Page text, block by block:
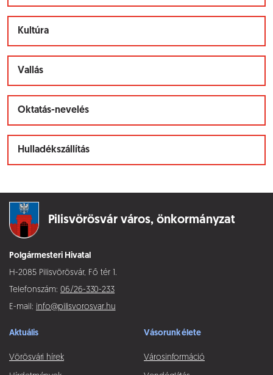
Kultúra
Vallás
Oktatás-nevelés
Hulladékszállítás
Pilisvörösvár város, önkormányzat
Polgármesteri Hivatal
H-2085 Pilisvörösvár, Fő tér 1.
Telefonszám: 06/26-330-233
E-mail: info@pilisvorosvar.hu
Aktuális
Vörösvári hírek
Vásorunk élete
Városinformáció